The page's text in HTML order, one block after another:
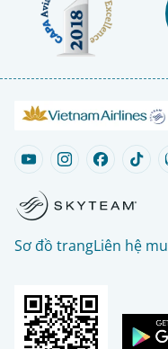
Sơ đồ trangLiên hệ